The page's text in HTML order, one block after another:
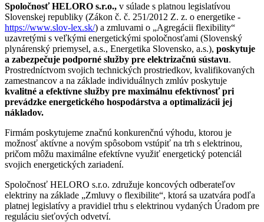
Spoločnosť HELORO s.r.o., v súlade s platnou legislatívou
Slovenskej republiky (Zákon č. č. 251/2012 Z. z. o energetike -
https://www.slov-lex.sk/) a zmluvami o „Agregácii flexibility“
uzavretými s veľkými energetickými spoločnosťami (Slovenský
plynárenský priemysel, a.s., Energetika Slovensko, a.s.), poskytuje
a zabezpečuje podporné služby pre elektrizačnú sústavu.
Prostredníctvom svojich technických prostriedkov, kvalifikovaných
zamestnancov a na základe individuálnych zmlúv poskytuje
kvalitné a efektívne služby pre maximálnu efektívnosť pri
prevádzke energetického hospodárstva a optimalizácii jej
nákladov.
Firmám poskytujeme značnú konkurenčnú výhodu, ktorou je
možnosť aktívne a novým spôsobom vstúpiť na trh s elektrinou,
pričom môžu maximálne efektívne využiť energetický potenciál
svojich energetických zariadení.
Spoločnosť HELORO s.r.o. združuje koncových odberateľov
elektriny na základe „Zmluvy o flexibilite“, ktorá sa uzatvára podľa
platnej legislatívy a pravidiel trhu s elektrinou vydaných Úradom pre
reguláciu sieťových odvetví.